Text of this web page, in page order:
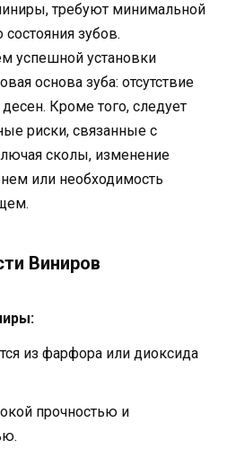
требуют минимальной
состояния зубов.
успешной установки
основа зуба: отсутствие
Кроме того, следует
риски, связанные с
сколы, изменение
или необходимость
Виниров
из фарфора или диоксида
прочностью и